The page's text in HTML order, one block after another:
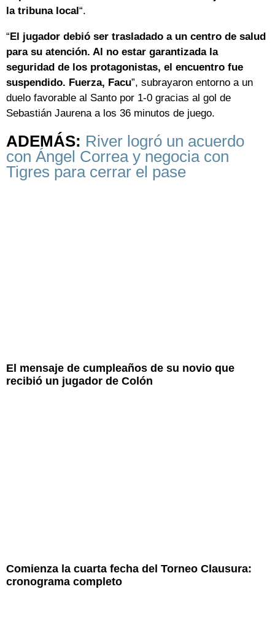
la tribuna local “.
“ El jugador debió ser trasladado a un centro de salud
para su atención. Al no estar garantizada la
seguridad de los protagonistas, el encuentro fue
suspendido. Fuerza, Facu”, subrayaron entorno a un
duelo favorable al Santo por 1-0 gracias al gol de
Sebastián Jaurena a los 36 minutos de juego.
ADEMÁS: River logró un acuerdo
con Ángel Correa y negocia con
Tigres para cerrar el pase
El mensaje de cumpleaños de su novio que
recibió un jugador de Colón
Comienza la cuarta fecha del Torneo Clausura:
cronograma completo